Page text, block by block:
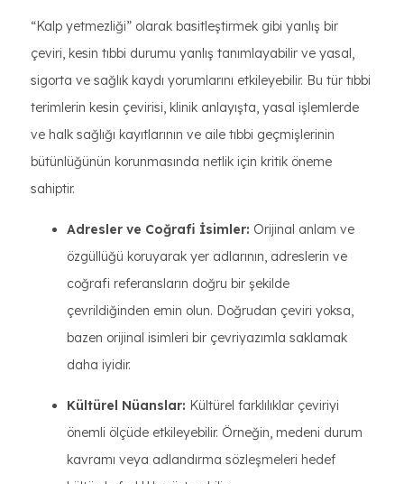
“Kalp yetmezliği” olarak basitleştirmek gibi yanlış bir
çeviri, kesin tıbbi durumu yanlış tanımlayabilir ve yasal,
sigorta ve sağlık kaydı yorumlarını etkileyebilir. Bu tür tıbbi
terimlerin kesin çevirisi, klinik anlayışta, yasal işlemlerde
ve halk sağlığı kayıtlarının ve aile tıbbi geçmişlerinin
bütünlüğünün korunmasında netlik için kritik öneme
sahiptir.
Adresler ve Coğrafi İsimler: Orijinal anlam ve
özgüllüğü koruyarak yer adlarının, adreslerin ve
coğrafi referansların doğru bir şekilde
çevrildiğinden emin olun. Doğrudan çeviri yoksa,
bazen orijinal isimleri bir çevriyazımla saklamak
daha iyidir.
Kültürel Nüanslar: Kültürel farklılıklar çeviriyi
önemli ölçüde etkileyebilir. Örneğin, medeni durum
kavramı veya adlandırma sözleşmeleri hedef